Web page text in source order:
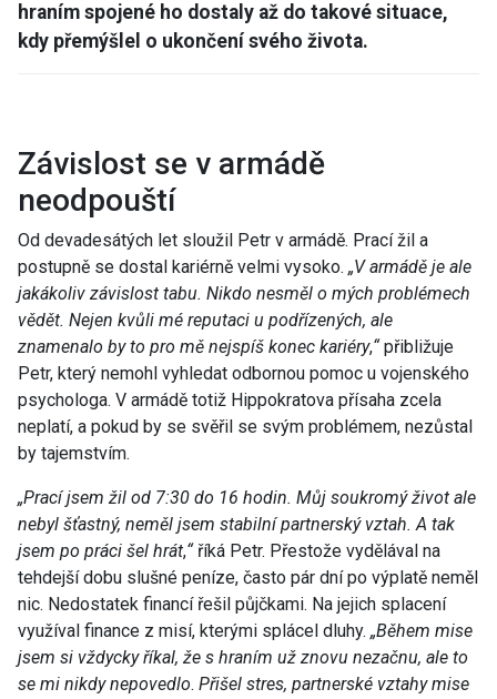
hraním spojené ho dostaly až do takové situace,
kdy přemýšlel o ukončení svého života.
Závislost se v armádě
neodpouští
Od devadesátých let sloužil Petr v armádě. Prací žil a
postupně se dostal kariérně velmi vysoko. „V armádě je ale
jakákoliv závislost tabu. Nikdo nesměl o mých problémech
vědět. Nejen kvůli mé reputaci u podřízených, ale
znamenalo by to pro mě nejspíš konec kariéry,“ přibližuje
Petr, který nemohl vyhledat odbornou pomoc u vojenského
psychologa. V armádě totiž Hippokratova přísaha zcela
neplatí, a pokud by se svěřil se svým problémem, nezůstal
by tajemstvím.
„Prací jsem žil od 7:30 do 16 hodin. Můj soukromý život ale
nebyl šťastný, neměl jsem stabilní partnerský vztah. A tak
jsem po práci šel hrát,“ říká Petr. Přestože vydělával na
tehdejší dobu slušné peníze, často pár dní po výplatě neměl
nic. Nedostatek financí řešil půjčkami. Na jejich splacení
využíval finance z misí, kterými splácel dluhy. „Během mise
jsem si vždycky říkal, že s hraním už znovu nezačnu, ale to
se mi nikdy nepovedlo. Přišel stres, partnerské vztahy mise